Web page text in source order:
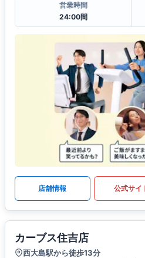
営業時間
24:00間
店舗情報 公式サイ
カーブス住吉店
西大島駅から徒歩13分